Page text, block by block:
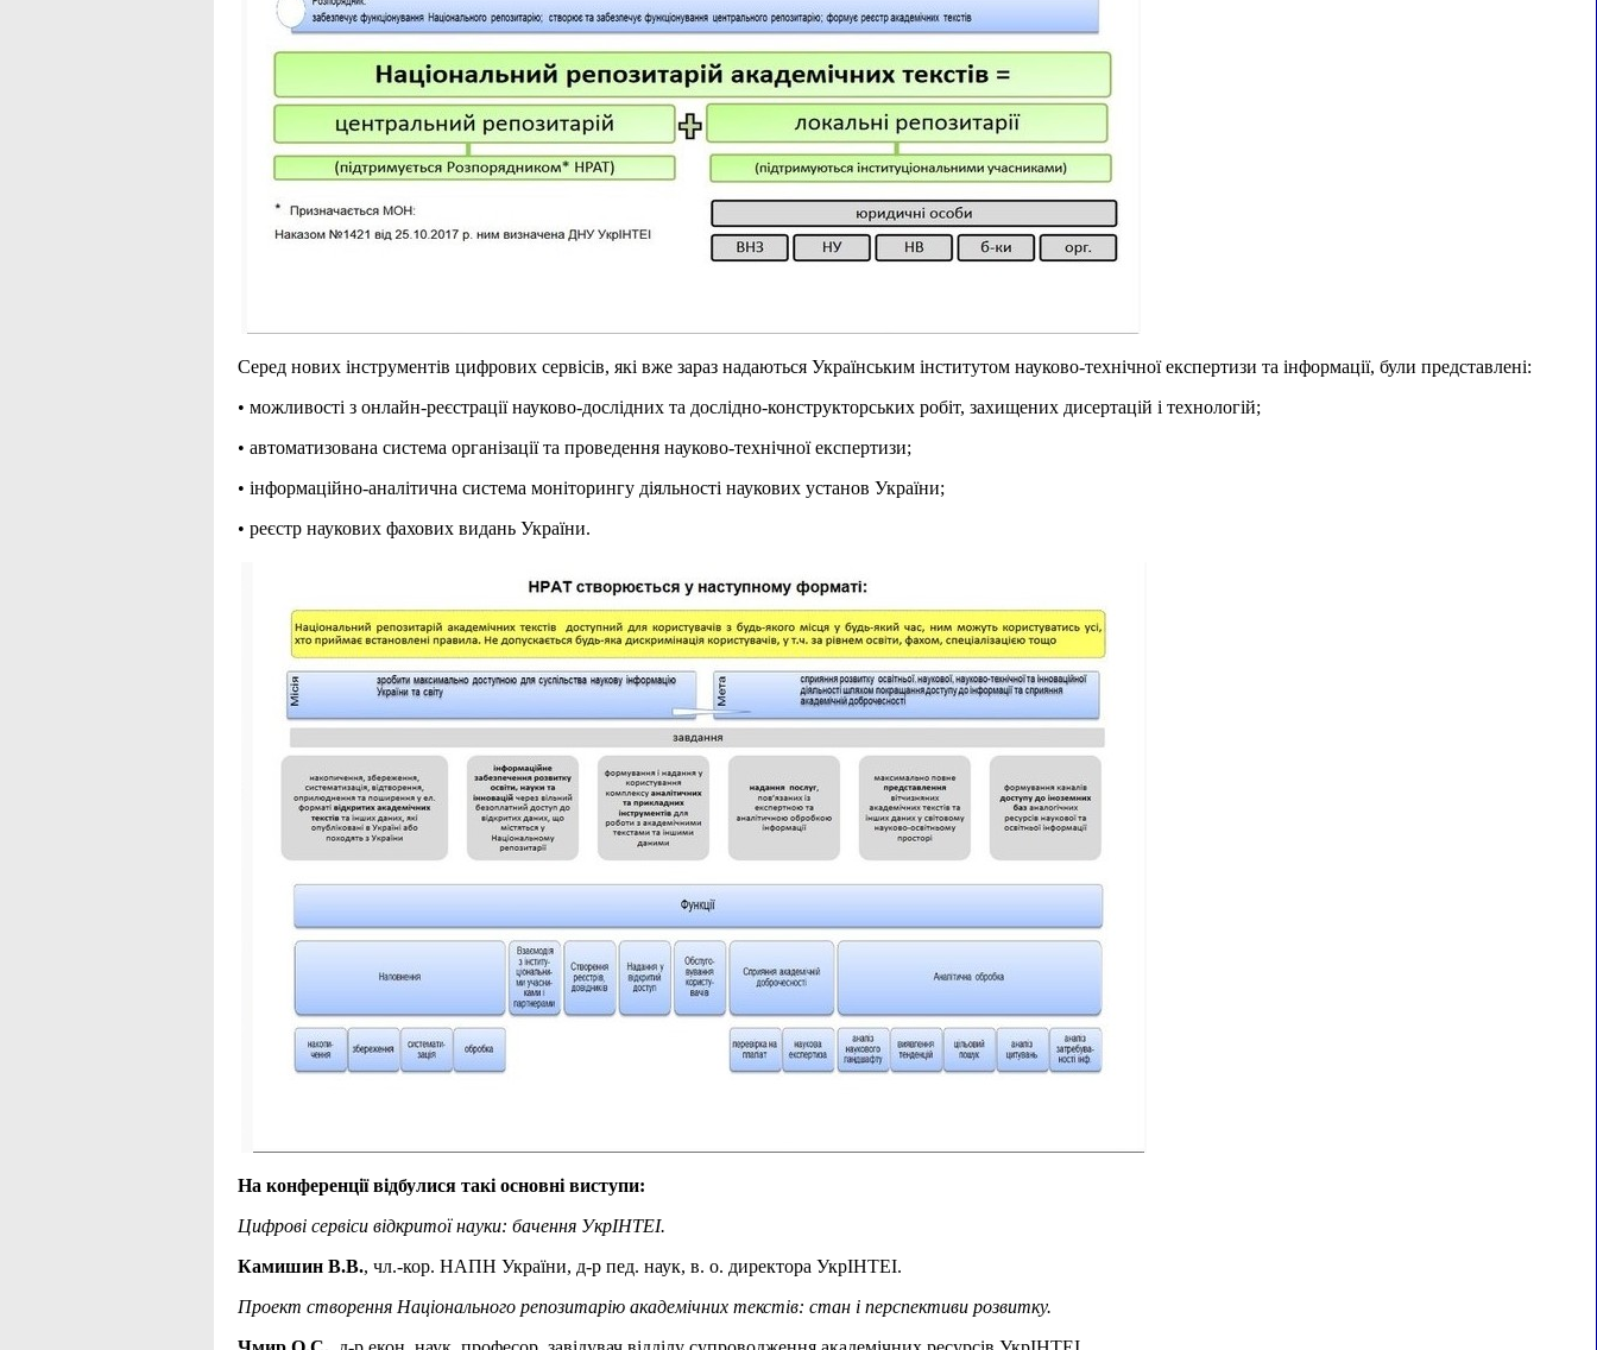
Серед нових інструментів цифрових сервісів, які вже зараз надаються Українським інститутом науково-технічної експертизи та інформації, були представлені:
• можливості з онлайн-реєстрації науково-дослідних та дослідно-конструкторських робіт, захищених дисертацій і технологій;
• автоматизована система організації та проведення науково-технічної експертизи;
• інформаційно-аналітична система моніторингу діяльності наукових установ України;
• реєстр наукових фахових видань України.
На конференції відбулися такі основні виступи:
Цифрові сервіси відкритої науки: бачення УкрІНТЕІ.
Камишин В.В., чл.-кор. НАПН України, д-р пед. наук, в. о. директора УкрІНТЕІ.
Проект створення Національного репозитарію академічних текстів: стан і перспективи розвитку.